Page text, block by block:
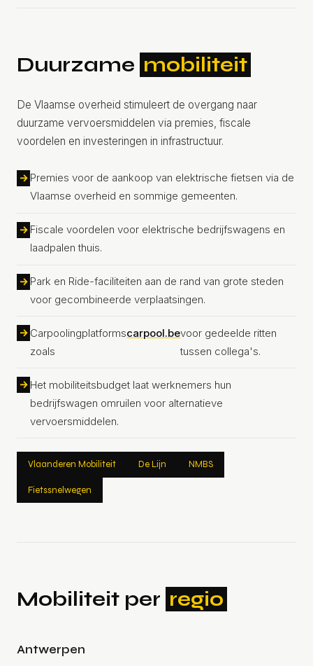
Duurzame mobiliteit
De Vlaamse overheid stimuleert de overgang naar
duurzame vervoersmiddelen via premies, fiscale
voordelen en investeringen in infrastructuur.
Premies voor de aankoop van elektrische fietsen via de
Vlaamse overheid en sommige gemeenten.
Fiscale voordelen voor elektrische bedrijfswagens en
laadpalen thuis.
Park en Ride-faciliteiten aan de rand van grote steden
voor gecombineerde verplaatsingen.
Carpoolingplatforms
zoals
carpool.bevoor gedeelde ritten
tussen collega's.
Het mobiliteitsbudget laat werknemers hun
bedrijfswagen omruilen voor alternatieve
vervoersmiddelen.
Vlaanderen Mobiliteit De Lijn NMBS
Fietssnelwegen
Mobiliteit per regio
Antwerpen